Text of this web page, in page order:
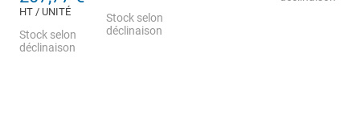
HT / UNITÉ
Stock selon
déclinaison
Stock selon
déclinaison